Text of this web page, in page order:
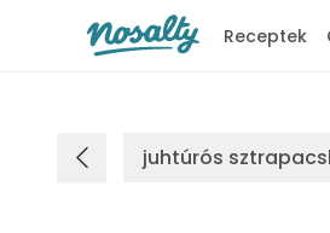
Receptek
juhtúrós